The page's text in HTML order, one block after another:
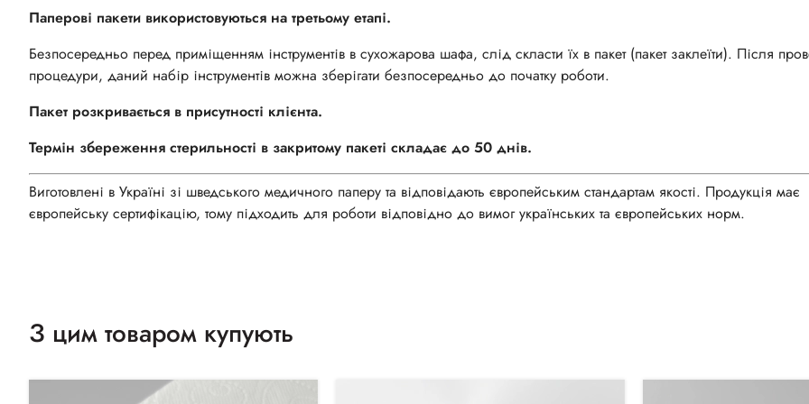
Паперові пакети використовуються на третьому етапі.
Безпосередньо перед приміщенням інструментів в сухожарова шафа, слід скласти їх в пакет (пакет заклеїти). Після
процедури, даний набір інструментів можна зберігати безпосередньо до початку роботи.
Пакет розкривається в присутності клієнта.
Термін збереження стерильності в закритому пакеті складає до 50 днів.
Виготовлені в Україні зі шведського медичного паперу та відповідають європейським стандартам якості. Продукція має
європейську сертифікацію, тому підходить для роботи відповідно до вимог українських та європейських норм.
З цим товаром купують